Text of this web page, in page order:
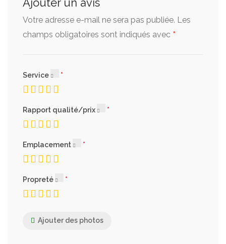
Mozzarella)
9 000 FCFA
(Crème Fraîche, Fromage, Saumon)
9 500 FCFA
NOS ENTRÉES
Votre adresse e-mail ne sera pas publiée. Les
champs obligatoires sont indiqués avec *
Service
Rapport qualité/prix
Emplacement
Propreté
Ajouter des photos